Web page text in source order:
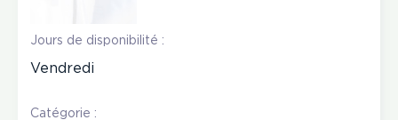
Jours de disponibilité :
Vendredi
Catégorie :